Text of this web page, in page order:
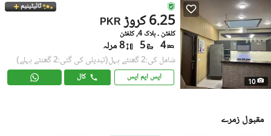
10
ٹائیٹینیم
PKR 6.25 کروڑ
کلفٹن ۔ بلاک 4, کلفٹن
4
5 8 مرلہ
شامل کی:2 گھنٹے پہل (تبدیلی کی گئی:2 گھنٹے پہلے)
ایس ایم ایس کال
مقبول زمرے